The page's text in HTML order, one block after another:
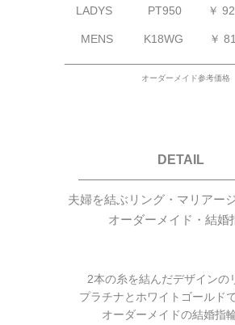
LADYS PT950 ￥
MENS K18WG ￥
オーダーメイド参考価格
DETAIL
夫婦を結ぶリング・マリアー
オーダーメイド・結婚
2本の糸を結んだデザインの
プラチナとホワイトゴールド
オーダーメイドの結婚指